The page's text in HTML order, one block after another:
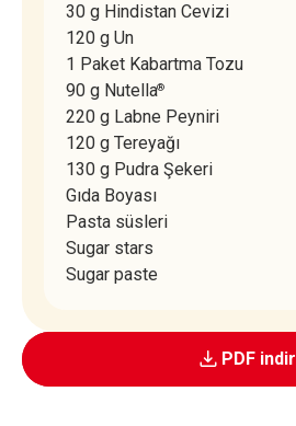
30 g Hindistan Cevizi
120 g Un
1 Paket Kabartma Tozu
90 g Nutella®
220 g Labne Peyniri
120 g Tereyağı
130 g Pudra Şekeri
Gıda Boyası
Pasta süsleri
Sugar stars
Sugar paste
PDF indir